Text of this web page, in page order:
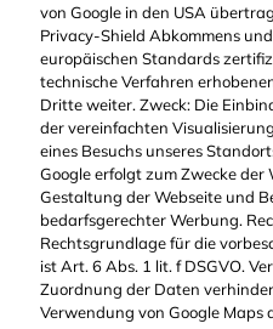
von Google in den USA
Privacy-Shield Abkommens
europäischen Standards
technische Verfahren
Dritte weiter. Zweck: Die
der vereinfachten
eines Besuchs unseres
Google erfolgt zum Zwecke
Gestaltung der Webseite und
bedarfsgerechter Werbung.
Rechtsgrundlage für die
ist Art. 6 Abs. 1 lit. f DSGVO.
Zuordnung der Daten
Verwendung von Google Maps